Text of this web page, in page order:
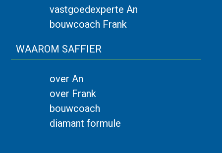
vastgoedexperte An
bouwcoach Frank
WAAROM SAFFIER
over An
over Frank
bouwcoach
diamant formule